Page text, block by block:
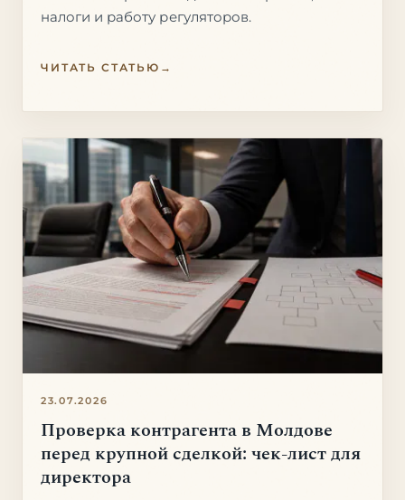
налоги и работу регуляторов.
ЧИТАТЬ СТАТЬЮ →
23.07.2026
Проверка контрагента в Молдове
перед крупной сделкой: чек-лист для
директора